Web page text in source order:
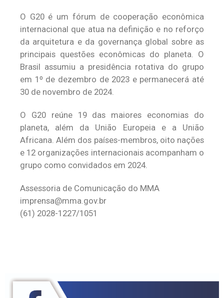
O G20 é um fórum de cooperação econômica
internacional que atua na definição e no reforço
da arquitetura e da governança global sobre as
principais questões econômicas do planeta. O
Brasil assumiu a presidência rotativa do grupo
em 1º de dezembro de 2023 e permanecerá até
30 de novembro de 2024.
O G20 reúne 19 das maiores economias do
planeta, além da União Europeia e a União
Africana. Além dos países-membros, oito nações
e 12 organizações internacionais acompanham o
grupo como convidados em 2024.
Assessoria de Comunicação do MMA
imprensa@mma.gov.br
(61) 2028-1227/1051